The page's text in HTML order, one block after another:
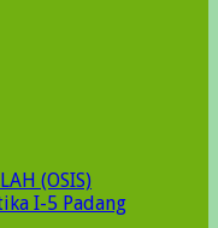
(OSIS)
I-5 Padang